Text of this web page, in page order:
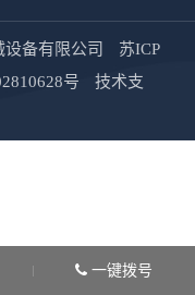
备有限公司
苏ICP
号
技术支
一键拨号